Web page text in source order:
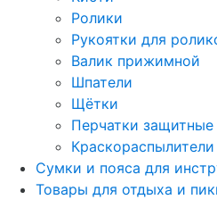
Ролики
Рукоятки для
Валик прижимной
Шпатели
Щётки
Перчатки защитные
Краскораспылители
Сумки и пояса для
Товары для отдыха и